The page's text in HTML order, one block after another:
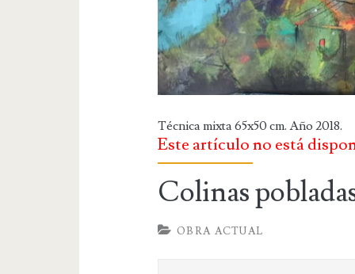
Técnica mixta 65x50 cm. Año 2018.
Este artículo no está
Colinas
OBRA ACTUAL